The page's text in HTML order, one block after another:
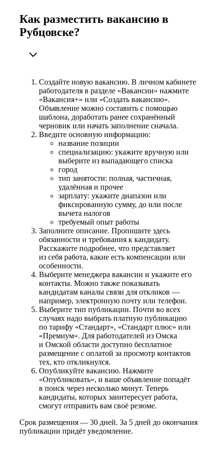
Как разместить вакансию в
Рубцовске?
Создайте новую вакансию. В личном кабинете
работодателя в разделе «Вакансии» нажмите
«Вакансия+» или «Создать вакансию».
Объявление можно составить с помощью
шаблона, доработать ранее сохранённый
черновик или начать заполнение сначала.
Введите основную информацию:
название позиции
специализацию: укажите вручную или
выберите из выпадающего списка
город
тип занятости: полная, частичная,
удалённая и прочее
зарплату: укажите диапазон или
фиксированную сумму, до или после
вычета налогов
требуемый опыт работы
Заполните описание. Пропишите здесь
обязанности и требования к кандидату.
Расскажите подробнее, что представляет
из себя работа, какие есть компенсации или
особенности.
Выберите менеджера вакансии и укажите его
контакты. Можно также показывать
кандидатам каналы связи для откликов —
например, электронную почту или телефон.
Выберите тип публикации. Почти во всех
случаях надо выбрать платную публикацию
по тарифу «Стандарт», «Стандарт плюс» или
«Премиум». Для работодателей из Омска
и Омской области доступно бесплатное
размещение с оплатой за просмотр контактов
тех, кто откликнулся.
Опубликуйте вакансию. Нажмите
«Опубликовать», и ваше объявление попадёт
в поиск через несколько минут. Теперь
кандидаты, которых заинтересует работа,
смогут отправить вам своё резюме.
Срок размещения — 30 дней. За 5 дней до окончания
публикации придёт уведомление.